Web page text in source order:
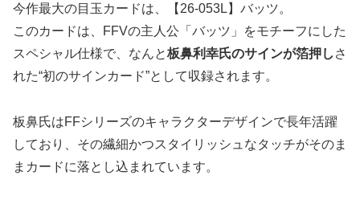
今作最大の目玉カードは、【26-053L】バッツ。
このカードは、FFVの主人公「バッツ」をモチーフにした
スペシャル仕様で、なんと板鼻利幸氏のサインが箔押し さ
れた“初のサインカード”として収録されます。
板鼻氏はFFシリーズのキャラクターデザインで長年活躍
しており、その繊細かつスタイリッシュなタッチがそのま
まカードに落とし込まれています。